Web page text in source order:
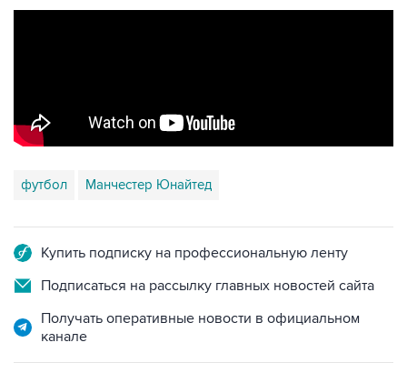
футбол Манчестер Юнайтед
Купить подписку на профессиональную ленту
Подписаться на рассылку главных новостей сайта
Получать оперативные новости в официальном
канале